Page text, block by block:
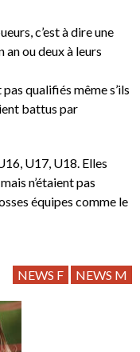
c’est à dire une
ou deux à leurs
qualifiés même s’ils
battus par
U17, U18. Elles
n’étaient pas
équipes comme le
NEWS F NEWS M